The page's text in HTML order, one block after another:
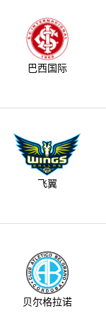
巴西国际
飞翼
贝尔格拉诺